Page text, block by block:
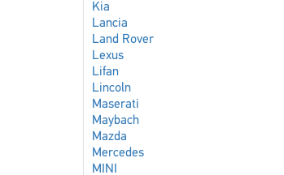
Kia
Lancia
Land Rover
Lexus
Lifan
Lincoln
Maserati
Maybach
Mazda
Mercedes
MINI